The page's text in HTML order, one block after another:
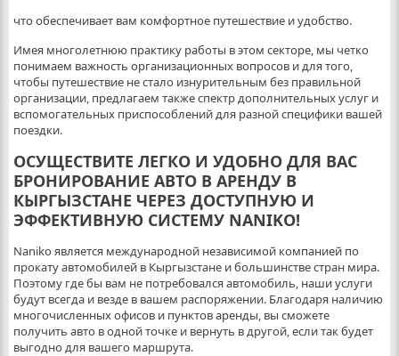
что обеспечивает вам комфортное путешествие и удобство.
Имея многолетнюю практику работы в этом секторе, мы четко
понимаем важность организационных вопросов и для того,
чтобы путешествие не стало изнурительным без правильной
организации, предлагаем также спектр дополнительных услуг и
вспомогательных приспособлений для разной специфики вашей
поездки.
ОСУЩЕСТВИТЕ ЛЕГКО И УДОБНО ДЛЯ ВАС
БРОНИРОВАНИЕ АВТО В АРЕНДУ В
КЫРГЫЗСТАНЕ ЧЕРЕЗ ДОСТУПНУЮ И
ЭФФЕКТИВНУЮ СИСТЕМУ NANIKO!
Naniko является международной независимой компанией по
прокату автомобилей в Кыргызстане и большинстве стран мира.
Поэтому где бы вам не потребовался автомобиль, наши услуги
будут всегда и везде в вашем распоряжении. Благодаря наличию
многочисленных офисов и пунктов аренды, вы сможете
получить авто в одной точке и вернуть в другой, если так будет
выгодно для вашего маршрута.